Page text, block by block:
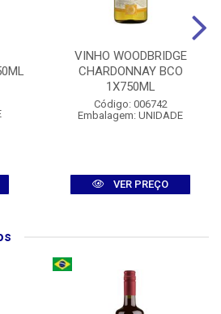
VINHO WOODBRIDGE
CHARDONNAY BCO
1X750ML
Código: 006742
Embalagem: UNIDADE
VER PREÇO